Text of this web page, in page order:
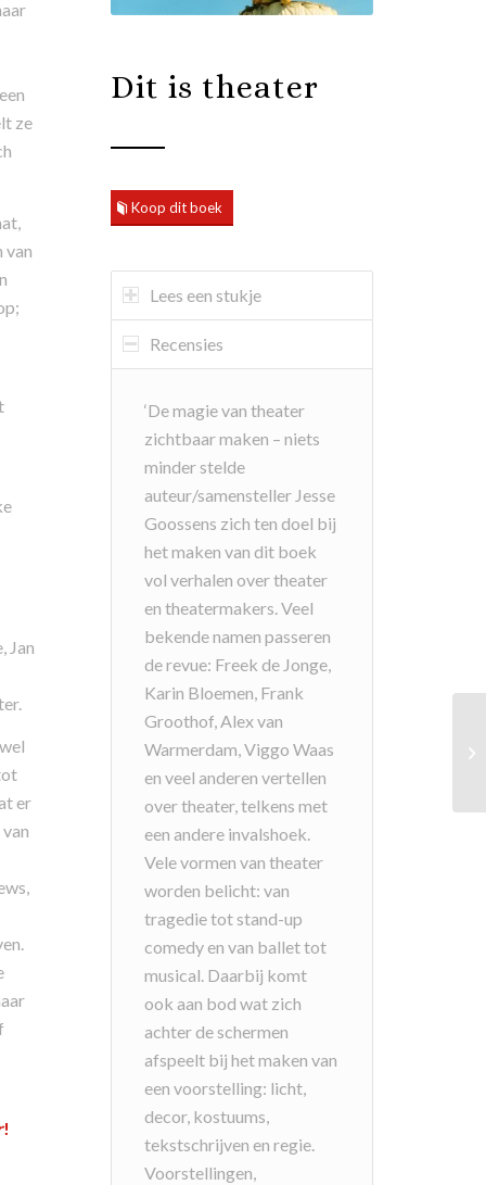
ze
van
Jan
er
!
Dit is theater
Koop dit boek
Lees een stukje
Recensies
‘De magie van theater
zichtbaar maken – niets
minder stelde
auteur/samensteller Jesse
Goossens zich ten doel bij
het maken van dit boek
vol verhalen over theater
en theatermakers. Veel
bekende namen passeren
de revue: Freek de Jonge,
Karin Bloemen, Frank
Groothof, Alex van
Warmerdam, Viggo Waas
en veel anderen vertellen
over theater, telkens met
een andere invalshoek.
Vele vormen van theater
worden belicht: van
tragedie tot stand-up
comedy en van ballet tot
musical. Daarbij komt
ook aan bod wat zich
achter de schermen
afspeelt bij het maken van
een voorstelling: licht,
decor, kostuums,
tekstschrijven en regie.
Voorstellingen,